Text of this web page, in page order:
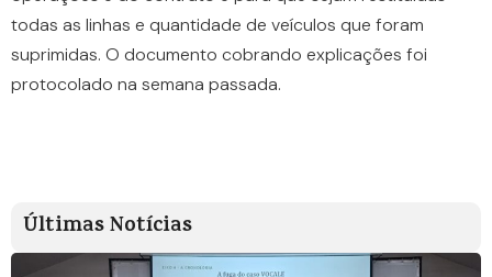
todas as linhas e quantidade de veículos que foram
suprimidas. O documento cobrando explicações foi
protocolado na semana passada.
Últimas Notícias